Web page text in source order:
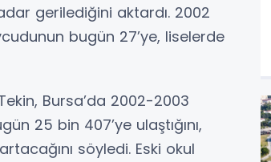
gerilediğini aktardı. 2002
bugün 27’ye, liselerde
Bursa’da 2002-2003
25 bin 407’ye ulaştığını,
söyledi. Eski okul